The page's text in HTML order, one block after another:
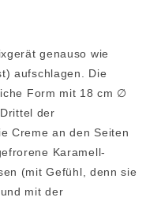
genauso wie
aufschlagen. Die
Form mit 18 cm ∅
der
Creme an den Seiten
Karamell-
(mit Gefühl, denn sie
mit der